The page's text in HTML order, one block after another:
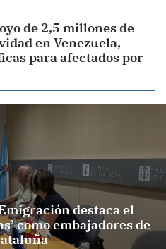
de 2,5 millones de
en Venezuela,
para afectados por
destaca el
como embajadores de